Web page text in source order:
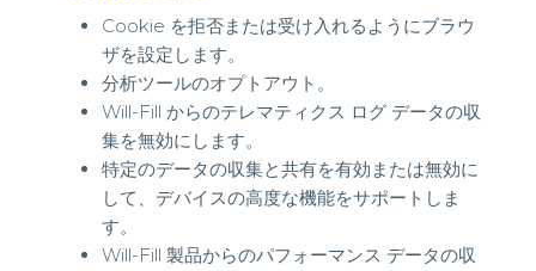
Cookie を拒否または受け入れるようにブラウ
ザを設定します。
分析ツールのオプトアウト。
Will-Fill からのテレマティクス ログ データの収
集を無効にします。
特定のデータの収集と共有を有効または無効に
して、デバイスの高度な機能をサポートしま
す。
Will-Fill 製品からのパフォーマンス データの収